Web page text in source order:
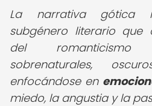
La narrativa gótica
subgénero literario que
del
sobrenaturales,
enfocándose en
miedo, la angustia y la